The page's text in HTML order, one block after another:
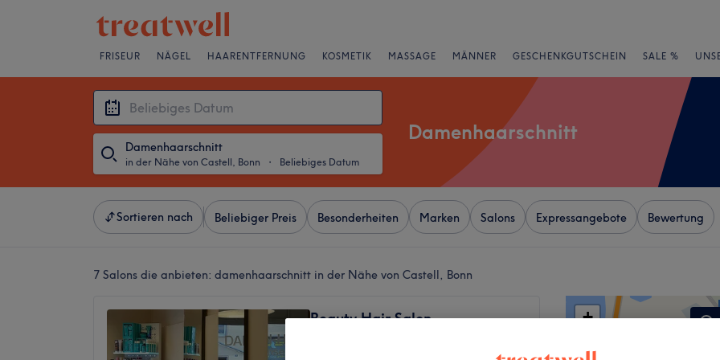
FRISEUR NÄGEL HAARENTFERNUNG KOSMETIK MASSAGE MÄNNER GESCHENKGUTSCHEIN SALE %
Damenhaarschnitt
in der Nähe von Castell, Bonn ・ Beliebiges Datum
Damenhaarschnitt
Sortieren nach Beliebiger Preis Besonderheiten Marken Salons Expressangebote Bewertung
7 Salons die anbieten: damenhaarschnitt in der Nähe von Castell, Bonn
Beauty Hair Salon
+